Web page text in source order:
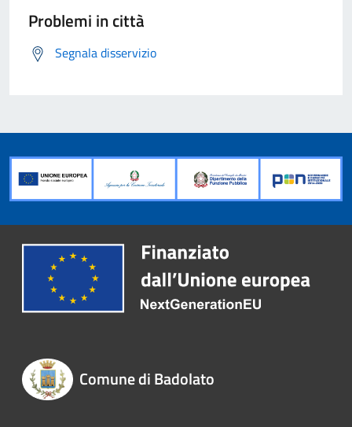
Problemi in città
Segnala disservizio
Comune di Badolato